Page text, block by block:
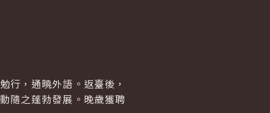
行，通曉外語。返臺後，
隨之蓬勃發展。晚歲獲聘